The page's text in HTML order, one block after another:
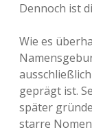
Dennoch ist
Wie es
geprägt ist.
später
starre